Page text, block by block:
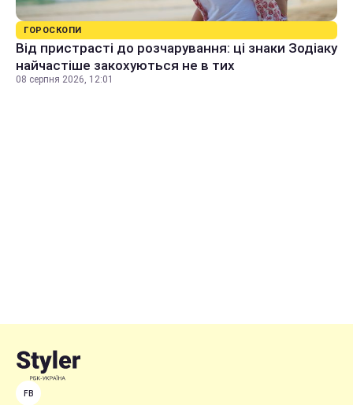
ГОРОСКОПИ
Від пристрасті до розчарування: ці знаки Зодіаку
найчастіше закохуються не в тих
08 серпня 2026, 12:01
FB